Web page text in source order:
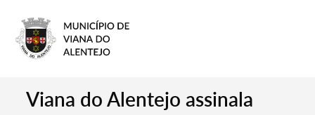
Viana do Alentejo assinala